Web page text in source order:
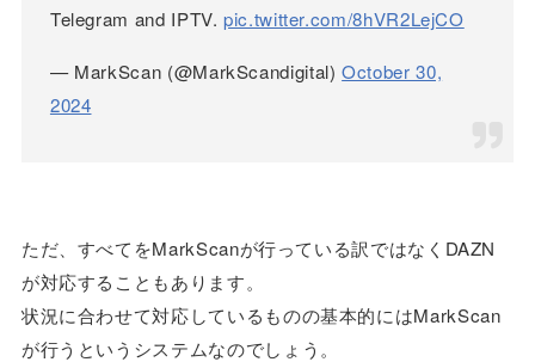
Telegram and IPTV.pic.twitter.com/8hVR2LejCO
— MarkScan (@MarkScandigital)October 30,
2024
ただ、すべてをMarkScanが行っている訳ではなくDAZN
が対応することもあります。
状況に合わせて対応しているものの基本的にはMarkScan
が行うというシステムなのでしょう。